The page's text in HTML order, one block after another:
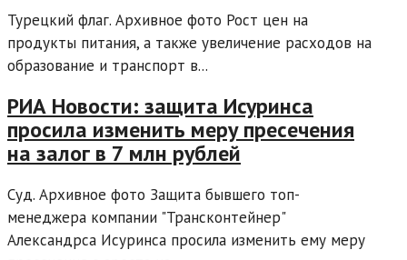
Турецкий флаг. Архивное фото Рост цен на
продукты питания, а также увеличение расходов на
образование и транспорт в...
РИА Новости: защита Исуринса
просила изменить меру пресечения
на залог в 7 млн рублей
Суд. Архивное фото Защита бывшего топ-
менеджера компании "Трансконтейнер"
Александрса Исуринса просила изменить ему меру